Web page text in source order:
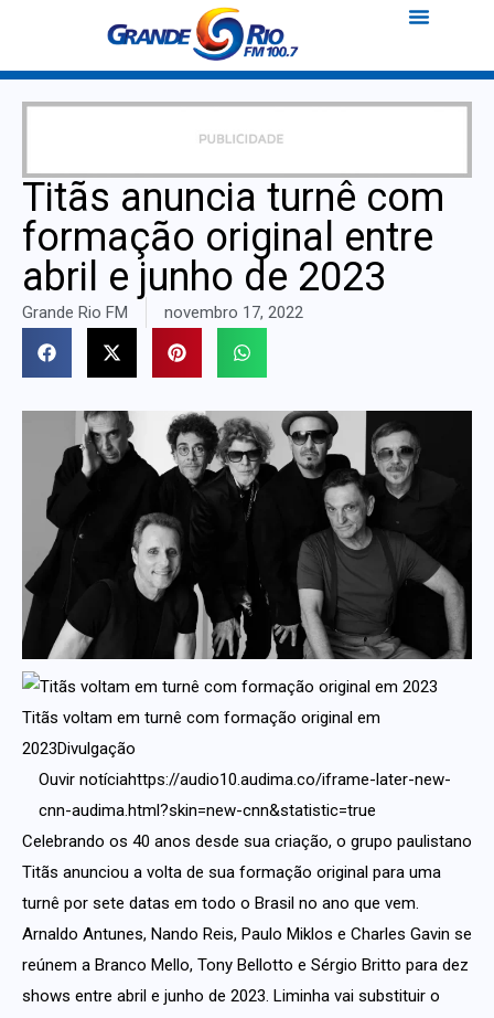
Titãs anuncia turnê com
formação original entre
abril e junho de 2023
Grande Rio FM novembro 17, 2022
Titãs voltam em turnê com formação original em
2023Divulgação
Ouvir notíciahttps://audio10.audima.co/iframe-later-new-
cnn-audima.html?skin=new-cnn&statistic=true
Celebrando os 40 anos desde sua criação, o grupo paulistano
Titãs anunciou a volta de sua formação original para uma
turnê por sete datas em todo o Brasil no ano que vem.
Arnaldo Antunes, Nando Reis, Paulo Miklos e Charles Gavin se
reúnem a Branco Mello, Tony Bellotto e Sérgio Britto para dez
shows entre abril e junho de 2023. Liminha vai substituir o